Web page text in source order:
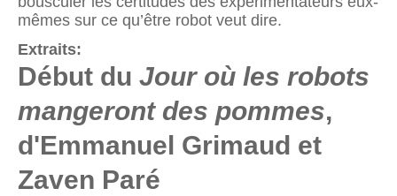
mêmes sur ce qu’être robot veut dire.
Extraits:
Début du Jour où les robots
mangeront des pommes,
d'Emmanuel Grimaud et
Zaven Paré